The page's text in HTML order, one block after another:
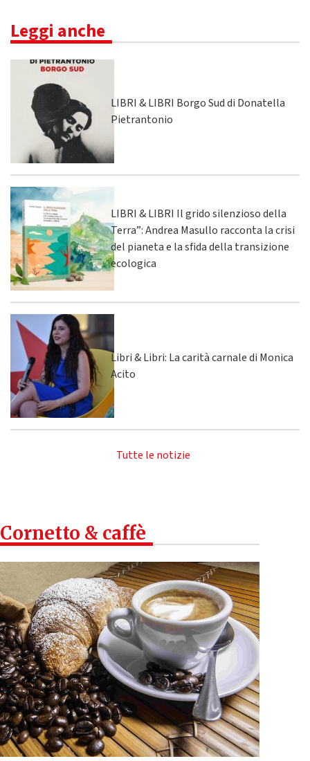
Leggi anche
LIBRI & LIBRI Borgo Sud di Donatella
Pietrantonio
LIBRI & LIBRI Il grido silenzioso della
Terra”: Andrea Masullo racconta la crisi
del pianeta e la sfida della transizione
ecologica
Libri & Libri: La carità carnale di Monica
Acito
Tutte le notizie
Cornetto & caffè